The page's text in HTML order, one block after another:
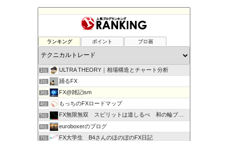
ランキング ポイント ブロ画
1位 ULTRA THEORY｜相場構造とチャート分析
2位 踊るFX
3位 FX@雑記ism
4位 もっちのFXロードマップ
5位 FX無限無双 スピリットは道しるべ 和の輪ブログ
6位 euroboxerのブログ
7位 FX大学生 B4さんのほのぼのFX日記